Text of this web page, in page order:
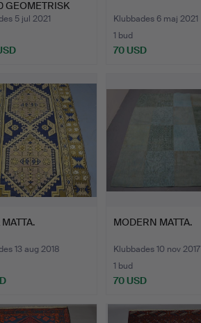
GEOMETRISK
5 jul 2021
Klubbades 6 maj 2021
1 bud
70 USD
13 aug 2018
MODERN MATTA.
Klubbades 10 nov 2017
1 bud
70 USD